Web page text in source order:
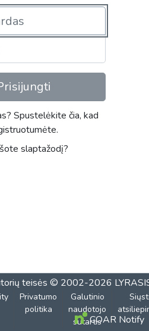
Spustelėkite čia, kad
slaptažodį?
teisės © 2002-2026
Privatumo
politika
Galutinio
naudotojo
sutartisCOAR Notify